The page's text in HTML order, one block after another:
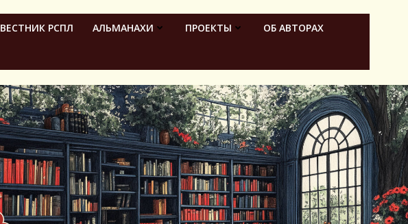
ВЕСТНИК РСПЛ АЛЬМАНАХИ ПРОЕКТЫ ОБ АВТОРАХ